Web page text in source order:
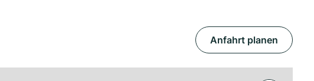
Anfahrt planen